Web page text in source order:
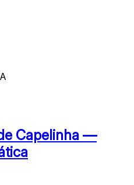
Capelinha —